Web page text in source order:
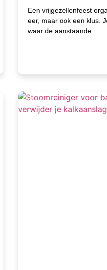
Een vrijgezellenfeest
eer, maar ook een klus.
waar de aanstaande